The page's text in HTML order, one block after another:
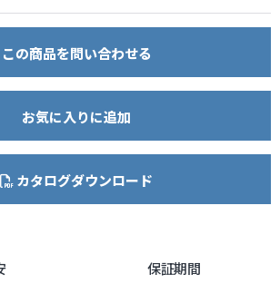
この商品を問い合わせる
お気に入りに追加
カタログダウンロード
保証期間